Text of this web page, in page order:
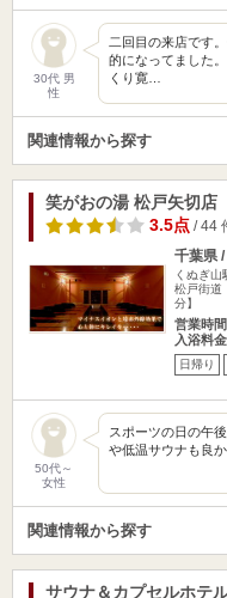
30代 男
性
二回目の来店です
的になってました
くり寛…
関連情報から探す
笑がおの湯 松戸矢切店
3.5点/ 44
千葉県
くぬぎ山
松戸街道
分】
営業時
入浴料
日帰り
50代～
女性
スポーツの日の午
や低温サウナも良か
関連情報から探す
サウナ＆カプセルホテ